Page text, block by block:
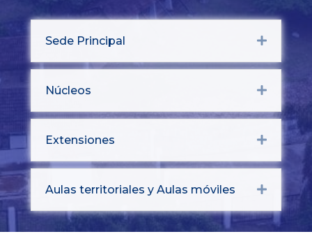
Sede Principal Expand
Núcleos Expand
Extensiones Expand
Aulas territoriales y Aulas móviles Expand